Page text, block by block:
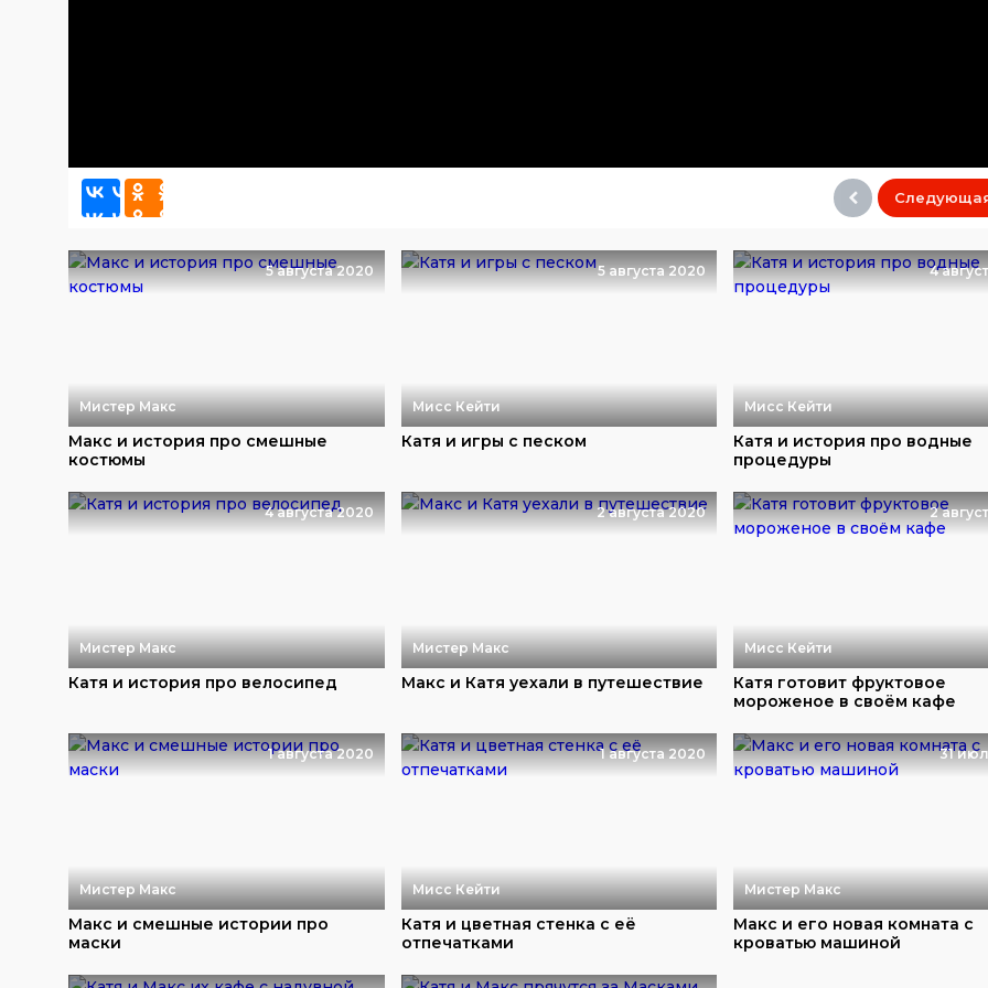
5 августа 2020
Мистер Макс
Макс и история про смешные
костюмы
5 августа 2020
Мисс Кейти
Катя и игры с песком
4
Мисс Кейти
Катя и история про водные
процедуры
4 августа 2020
Мистер Макс
Катя и история про велосипед
2 августа 2020
Мистер Макс
Макс и Катя уехали в путешествие
2
Мисс Кейти
Катя готовит фруктовое
мороженое в своём кафе
1 августа 2020
Мистер Макс
Макс и смешные истории про
маски
1 августа 2020
Мисс Кейти
Катя и цветная стенка с её
отпечатками
31
Мистер Макс
Макс и его новая комната с
кроватью машиной